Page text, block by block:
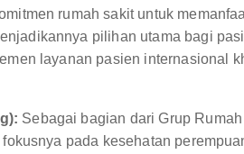
rumah sakit untuk
pilihan utama bagi
layanan pasien internasional
Sebagai bagian dari Grup
pada kesehatan